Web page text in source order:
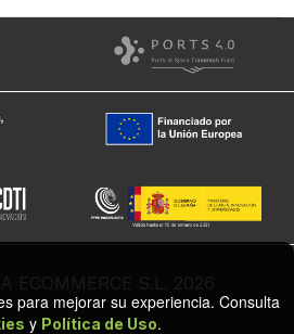
ECOMMERCE S.L. 2026
para mejorar su experiencia. Consulta
y Política de Uso.